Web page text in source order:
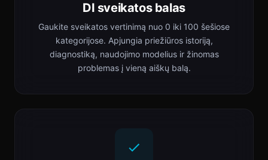
DI sveikatos balas
Gaukite sveikatos vertinimą nuo 0 iki 100 šešiose
kategorijose. Apjungia priežiūros istoriją,
diagnostiką, naudojimo modelius ir žinomas
problemas į vieną aiškų balą.